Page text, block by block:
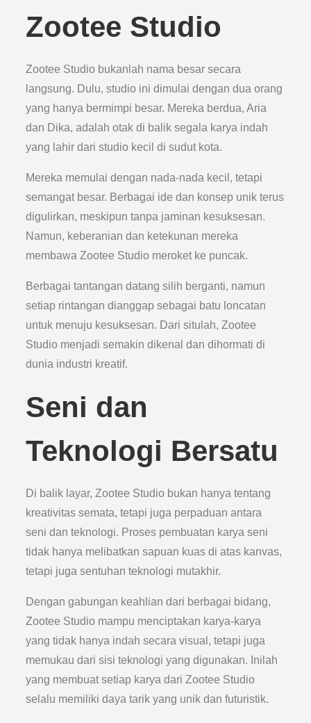
Zootee Studio
Zootee Studio bukanlah nama besar secara
langsung. Dulu, studio ini dimulai dengan dua orang
yang hanya bermimpi besar. Mereka berdua, Aria
dan Dika, adalah otak di balik segala karya indah
yang lahir dari studio kecil di sudut kota.
Mereka memulai dengan nada-nada kecil, tetapi
semangat besar. Berbagai ide dan konsep unik terus
digulirkan, meskipun tanpa jaminan kesuksesan.
Namun, keberanian dan ketekunan mereka
membawa Zootee Studio meroket ke puncak.
Berbagai tantangan datang silih berganti, namun
setiap rintangan dianggap sebagai batu loncatan
untuk menuju kesuksesan. Dari situlah, Zootee
Studio menjadi semakin dikenal dan dihormati di
dunia industri kreatif.
Seni dan
Teknologi Bersatu
Di balik layar, Zootee Studio bukan hanya tentang
kreativitas semata, tetapi juga perpaduan antara
seni dan teknologi. Proses pembuatan karya seni
tidak hanya melibatkan sapuan kuas di atas kanvas,
tetapi juga sentuhan teknologi mutakhir.
Dengan gabungan keahlian dari berbagai bidang,
Zootee Studio mampu menciptakan karya-karya
yang tidak hanya indah secara visual, tetapi juga
memukau dari sisi teknologi yang digunakan. Inilah
yang membuat setiap karya dari Zootee Studio
selalu memiliki daya tarik yang unik dan futuristik.